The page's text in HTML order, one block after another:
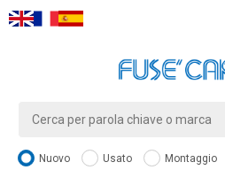
Nuovo Usato Montaggio